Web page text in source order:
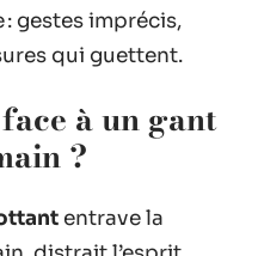
gestes imprécis,
qui guettent.
à un gant
?
entrave la